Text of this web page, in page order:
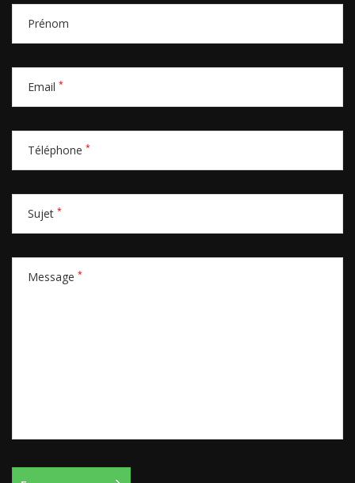
Prénom
Email *
Téléphone *
Sujet *
Message *